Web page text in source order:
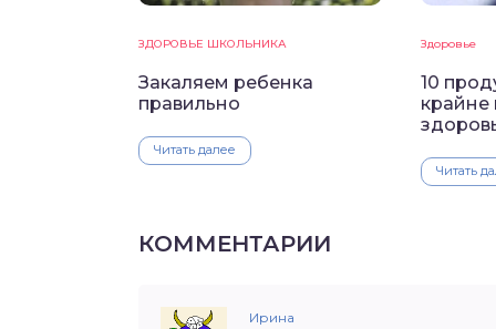
ЗДОРОВЬЕ ШКОЛЬНИКА
Закаляем ребенка
правильно
Читать далее
Здоровье
10
крайне
Читать
КОММЕНТАРИИ
Ирина